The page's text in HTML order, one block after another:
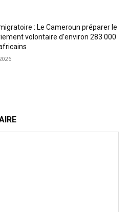
: Le Cameroun préparer le
volontaire d’environ 283 000